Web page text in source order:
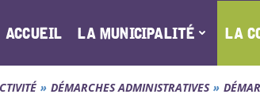
ACCUEIL LA MUNICIPALITÉ LA
DÉMARCHES ADMINISTRATIVES